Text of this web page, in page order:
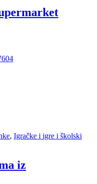
, Igračke i igre i školski
iz